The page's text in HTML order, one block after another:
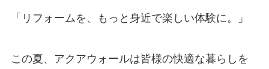
「リフォームを、もっと身近で楽しい体験に。」
この夏、アクアウォールは皆様の快適な暮らしを